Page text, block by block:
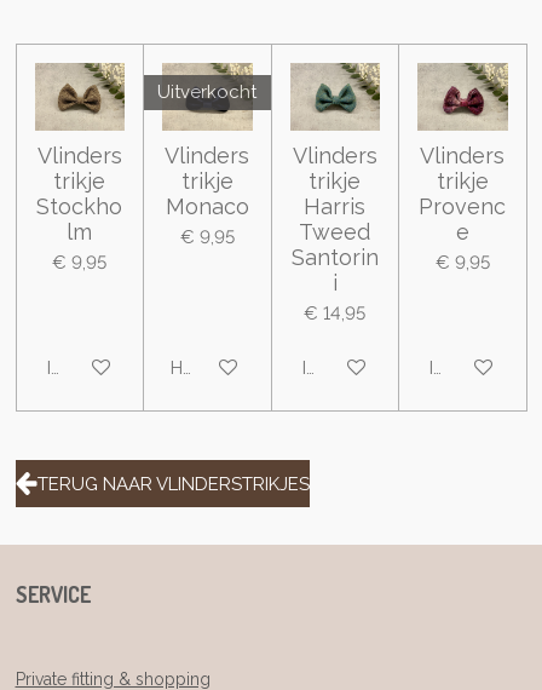
Vlinders
trikje
Stockho
lm
€ 9,95
In winkelwagen
Uitverkocht
Vlinders
trikje
Monaco
€ 9,95
Houd mij op de hoogte
Vlinders
trikje
Harris
Tweed
Santorin
i
€ 14,95
In winkelwagen
Vlinders
trikje
Provenc
e
€ 9,95
In
TERUG NAAR VLINDERSTRIKJES
SERVICE
Private fitting & shopping